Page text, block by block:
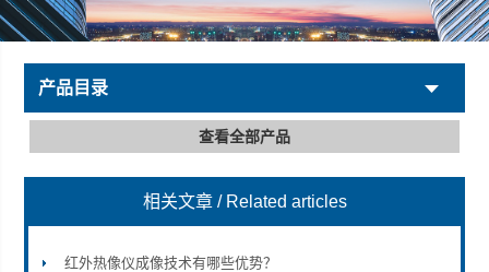
深圳市深博瑞仪器仪表有限公司
产品目录
查看全部产品
相关文章 / Related articles
红外热像仪成像技术有哪些优势？